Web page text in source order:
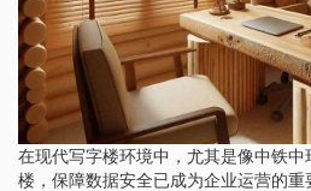
在现代写字楼环境中，尤其是像中铁
楼，保障数据安全已成为企业运营的